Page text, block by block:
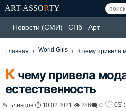
ART-ASSORTY
Новости (СМИ) СПб Арт
Главная World Girls К чему привела
Кчему привела
естественность
✎ Блинцов ⏱ 10.02.2021 👁 286🗨 0 ♡ 0⏳